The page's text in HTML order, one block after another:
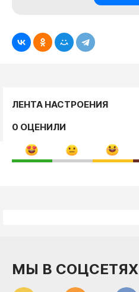
ЛЕНТА НАСТРОЕНИЯ
0 ОЦЕНИЛИ
МЫ В СОЦСЕТЯХ